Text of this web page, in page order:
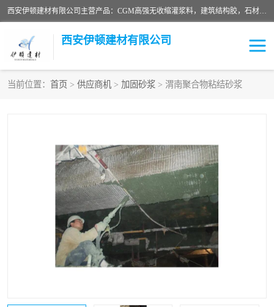
西安伊顿建材有限公司主营产品：CGM高强无收缩灌浆料，建筑结构胶，石材粘合剂，柔性防水材料，环氧修补砂浆等在各个行业得到了客户认可。
西安伊顿建材有限公司
当前位置： 首页 > 供应商机 > 加固砂浆 > 渭南聚合物粘结砂浆
自流平水泥 水泥路面修补材料
瓷砖粘合剂 沥青冷补料
高延性混凝土 速凝剂
碳纤维布 金刚砂